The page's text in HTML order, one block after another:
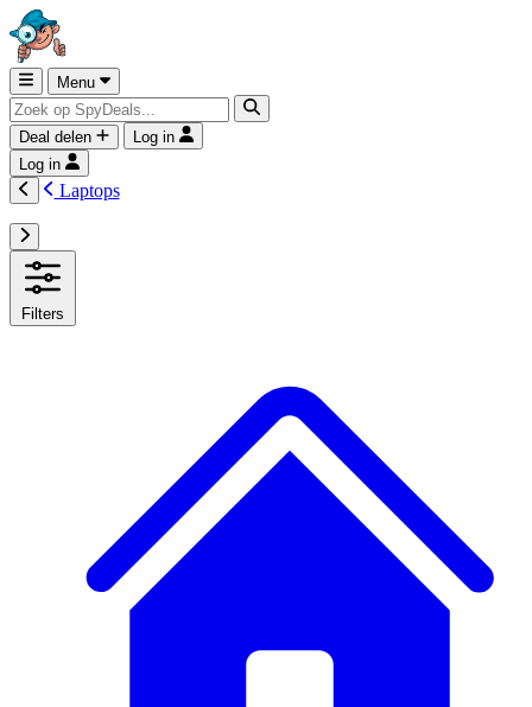
Menu
Deal delen
Log in
Log in
Laptops
Filters